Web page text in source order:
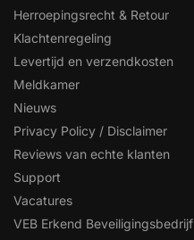
Herroepingsrecht & Retour
Klachtenregeling
Levertijd en verzendkosten
Meldkamer
Nieuws
Privacy Policy / Disclaimer
Reviews van echte klanten
Support
Vacatures
VEB Erkend Beveiligingsbedrijf